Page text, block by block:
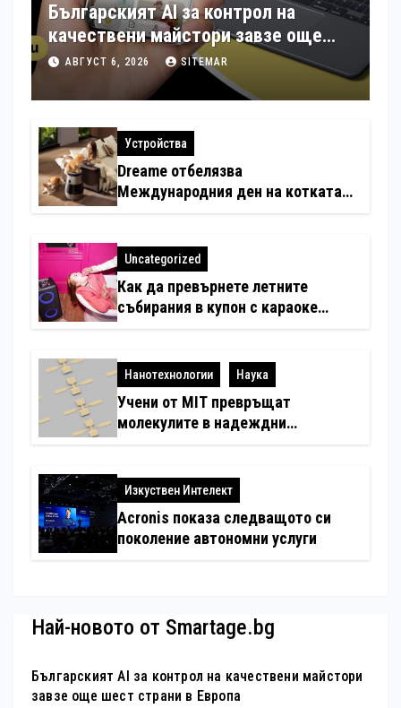
Българският AI за контрол на
качествени майстори завзе още
шест страни в Европа
АВГУСТ 6, 2026 SITEMAR
Устройства
Dreame отбелязва
Международния ден на котката
любимци
Uncategorized
Как да превърнете летните
събирания в купон с караоке
Нанотехнологии Наука
Учени от MIT превръщат
молекулите в надеждни
Изкуствен Интелект
Acronis показа следващото си
поколение автономни услуги
Най-новото от Smartage.bg
Българският AI за контрол на качествени майстори
завзе още шест страни в Европа